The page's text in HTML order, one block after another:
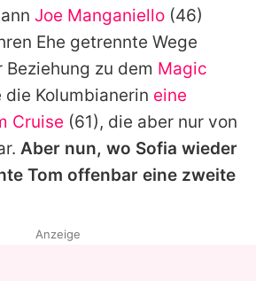
Utiq verwalten
Joe Manganiello (46)
Ehe getrennte Wege
Beziehung zu dem Magic
Kolumbianerin eine
Cruise (61), die aber nur von
Aber nun, wo Sofia wieder
Tom offenbar eine zweite
Anzeige